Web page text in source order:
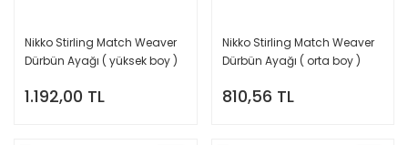
Nikko Stirling Match Weaver
Dürbün Ayağı ( yüksek boy )
1.192,00 TL
Nikko Stirling Match Weaver
Dürbün Ayağı ( orta boy )
810,56 TL